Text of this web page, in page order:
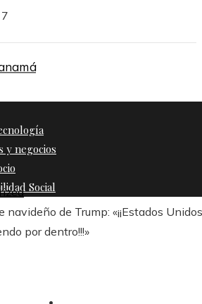
y negocios
Social
navideño de Trump: «¡¡Estados
por dentro!!!»